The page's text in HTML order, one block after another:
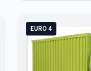
EURO 4